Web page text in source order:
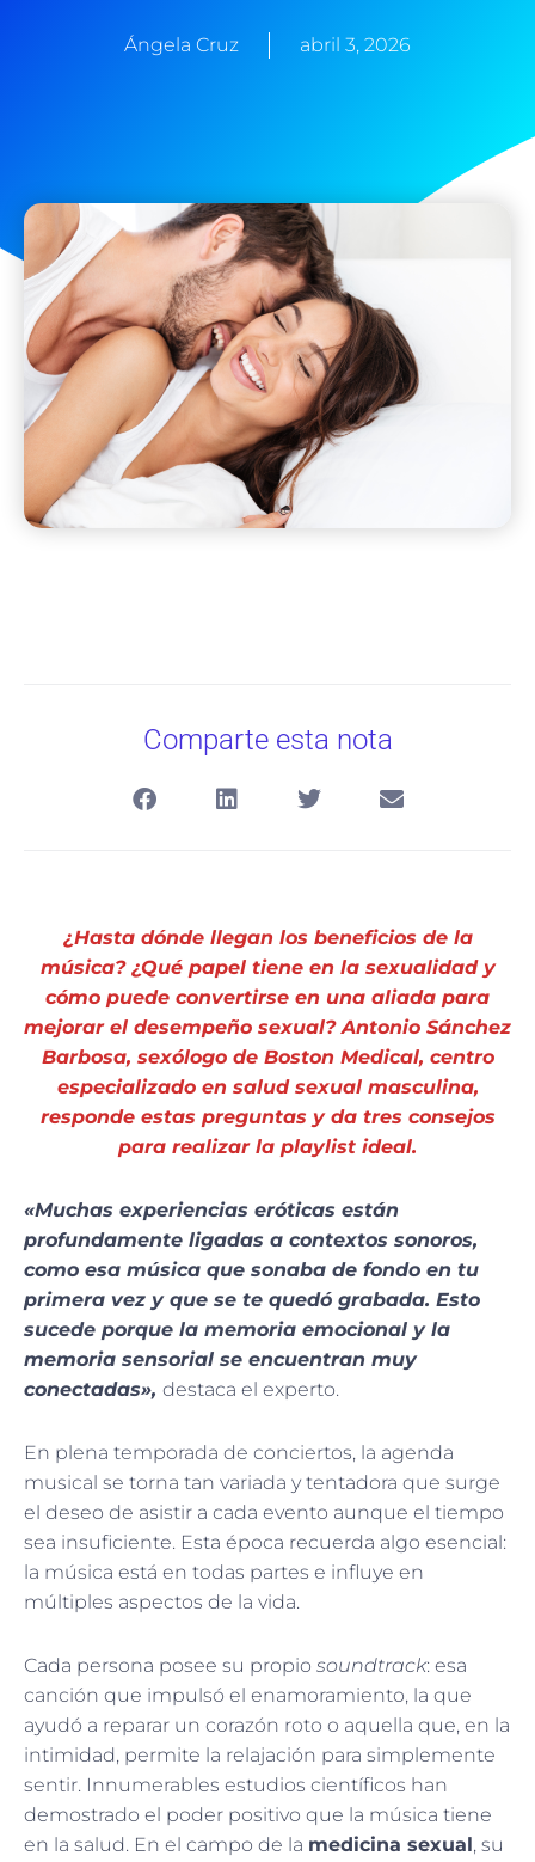
Ángela Cruz abril 3, 2026
Comparte esta nota
¿Hasta dónde llegan los beneficios de la
música? ¿Qué papel tiene en la sexualidad y
cómo puede convertirse en una aliada para
mejorar el desempeño sexual? Antonio Sánchez
Barbosa, sexólogo de Boston Medical, centro
especializado en salud sexual masculina,
responde estas preguntas y da tres consejos
para realizar la playlist ideal.
«Muchas experiencias eróticas están
profundamente ligadas a contextos sonoros,
como esa música que sonaba de fondo en tu
primera vez y que se te quedó grabada. Esto
sucede porque la memoria emocional y la
memoria sensorial se encuentran muy
conectadas», destaca el experto.
En plena temporada de conciertos, la agenda
musical se torna tan variada y tentadora que surge
el deseo de asistir a cada evento aunque el tiempo
sea insuficiente. Esta época recuerda algo esencial:
la música está en todas partes e influye en
múltiples aspectos de la vida.
Cada persona posee su propio soundtrack: esa
canción que impulsó el enamoramiento, la que
ayudó a reparar un corazón roto o aquella que, en la
intimidad, permite la relajación para simplemente
sentir. Innumerables estudios científicos han
demostrado el poder positivo que la música tiene
en la salud. En el campo de la medicina sexual , su